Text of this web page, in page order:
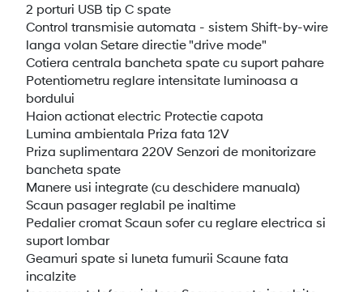
2 porturi USB tip C spate
Control transmisie automata - sistem Shift-by-wire
langa volan Setare directie "drive mode"
Cotiera centrala bancheta spate cu suport pahare
Potentiometru reglare intensitate luminoasa a
bordului
Haion actionat electric Protectie capota
Lumina ambientala Priza fata 12V
Priza suplimentara 220V Senzori de monitorizare
bancheta spate
Manere usi integrate (cu deschidere manuala)
Scaun pasager reglabil pe inaltime
Pedalier cromat Scaun sofer cu reglare electrica si
suport lombar
Geamuri spate si luneta fumurii Scaune fata
incalzite